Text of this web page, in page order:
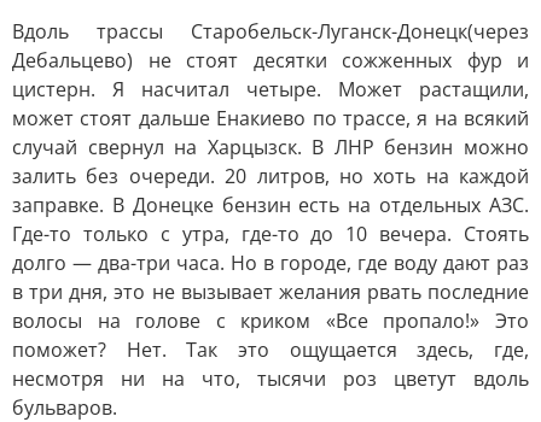
Вдоль трассы Старобельск-Луганск-Донецк(через
Дебальцево) не стоят десятки сожженных фур и
цистерн. Я насчитал четыре. Может растащили,
может стоят дальше Енакиево по трассе, я на всякий
случай свернул на Харцызск. В ЛНР бензин можно
залить без очереди. 20 литров, но хоть на каждой
заправке. В Донецке бензин есть на отдельных АЗС.
Где-то только с утра, где-то до 10 вечера. Стоять
долго — два-три часа. Но в городе, где воду дают раз
в три дня, это не вызывает желания рвать последние
волосы на голове с криком «Все пропало!» Это
поможет? Нет. Так это ощущается здесь, где,
несмотря ни на что, тысячи роз цветут вдоль
бульваров.